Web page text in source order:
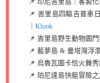
📌 印尼峇里島｜客製化
📌 峇里島四驅吉普車
Klook
📌 峇里島野生動物園門
📌 藍夢島 & 曼塔灣浮
📌 烏魯瓦圖卡恰火舞秀
📌 珀尼達島快艇冒險之